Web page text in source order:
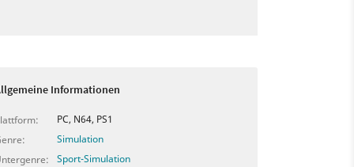
Informationen
PC, N64, PS1
Simulation
Sport-Simulation